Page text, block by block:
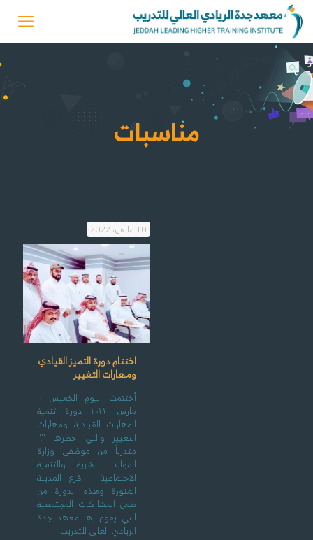
مناسبات
10 مارس، 2022
اختتام دورة التميز القيادي
ومهارات التغيير
أختتمت اليوم الخميس ١٠
مارس ٢٠٢٢ دورة تنمية
المهارات القيادية ومهارات
التغيير والتي حضرها ١٣
متدرباً من موظفي وزارة
الموارد البشرية والتنمية
الاجتماعية – فرع المدينة
المنورة وهذه الدورة من
ضمن المشاركات المجتمعية
التي يقوم بها معهد جدة
الريادي العالي للتدريب.